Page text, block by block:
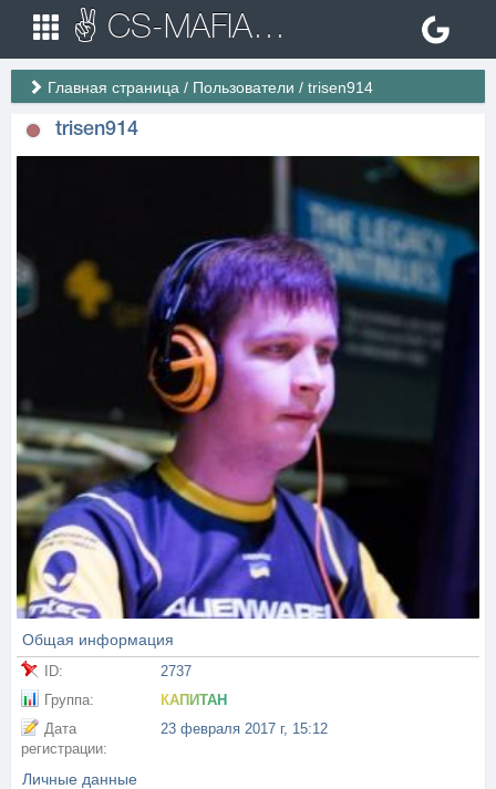
✌ CS-MAFIA.RU ✌ Игровые сервера Counter Strike 1.6
Главная страница / Пользователи / trisen914
trisen914
Общая информация
ID:
2737
Группа:
КАПИТАН
Дата
регистрации:
23 февраля 2017 г, 15:12
Личные данные